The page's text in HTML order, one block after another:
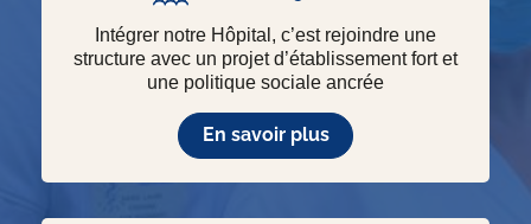
Intégrer notre Hôpital, c’est rejoindre une
structure avec un projet d’établissement fort et
une politique sociale ancrée
En savoir plus